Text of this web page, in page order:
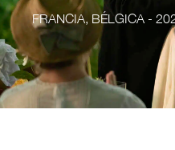
FRANCIA, BÉLGICA -